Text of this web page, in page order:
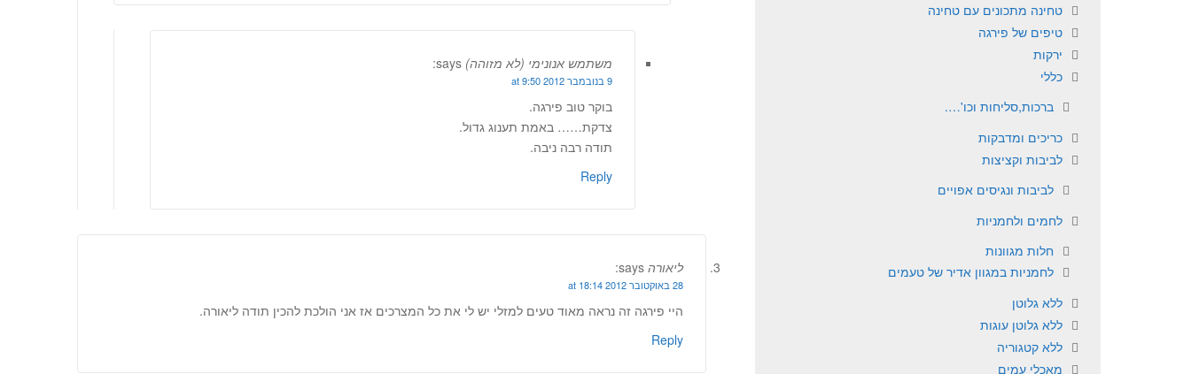
משתמש אנונימי (לא מזוהה) says:
9 בנובמבר 2012 at 9:50
בוקר טוב פירגה.
צדקת…… באמת תענוג גדול.
תודה רבה ניבה.
Reply
ליאורה says:
28 באוקטובר 2012 at 18:14
היי פירגה זה נראה מאוד טעים למזלי יש לי את כל המצרכים אז אני הולכת להכין תודה ליאורה.
Reply
טחינה מתכונים עם טחינה
טיפים של פירגה
ירקות
כללי
ברכות,סליחות וכו'….
כריכים ומדבקות
לביבות וקציצות
לביבות ונגיסים אפויים
לחמים ולחמניות
חלות מגוונות
לחמניות במגוון אדיר של טעמים
ללא גלוטן
ללא גלוטן עוגות
ללא קטגוריה
מאכלי עמים